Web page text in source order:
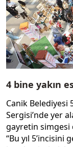
4 bine yakın
Canik Belediyesi
Sergisi’nde yer
gayretin simgesi
“Bu yıl